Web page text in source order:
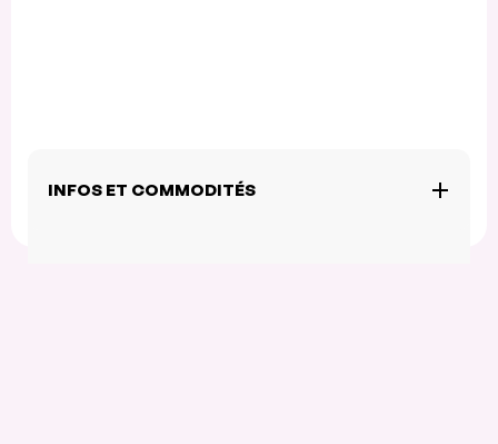
INFOS ET COMMODITÉS